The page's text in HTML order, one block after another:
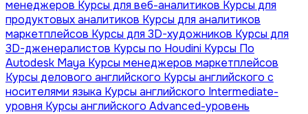
менеджеров Курсы для веб-аналитиков Курсы для
продуктовых аналитиков Курсы для аналитиков
маркетплейсов Курсы для 3D-художников Курсы для
3D-дженералистов Курсы по Houdini Курсы По
Autodesk Maya Курсы менеджеров маркетплейсов
Курсы делового английского Курсы английского с
носителями языка Курсы английского Intermediate-
уровня Курсы английского Advanced-уровень